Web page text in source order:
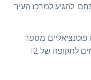
להגיע למרכז העיר
מספר
תנאים נוחים. דיור ניתן לרכוש בתשלומים לתקופה של 12